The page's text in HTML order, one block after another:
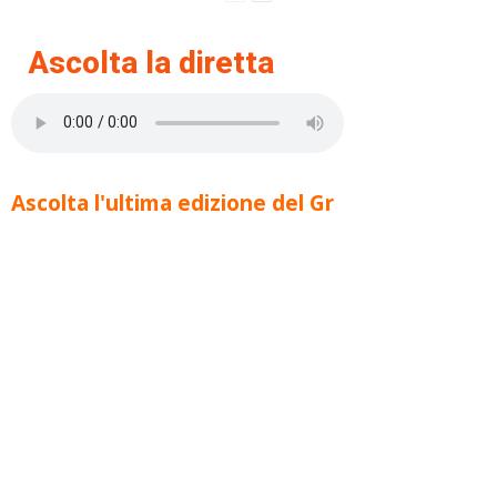
Ascolta la diretta
Ascolta l'ultima edizione del Gr